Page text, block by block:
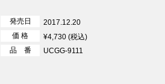
発売日
2017.12.20
価 格
¥4,730 (税込)
品 番
UCGG-9111